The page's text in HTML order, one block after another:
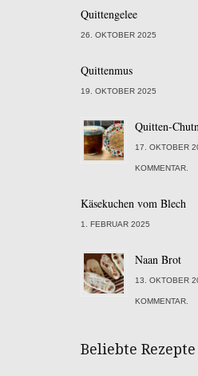
Quittengelee
26. OKTOBER 2025
Quittenmus
19. OKTOBER 2025
Quitten-
17. OKTOBER
KOMMENTAR.
Käsekuchen vom Blech
1. FEBRUAR 2025
Naan Brot
13. OKTOBER
KOMMENTAR.
Beliebte Rezepte